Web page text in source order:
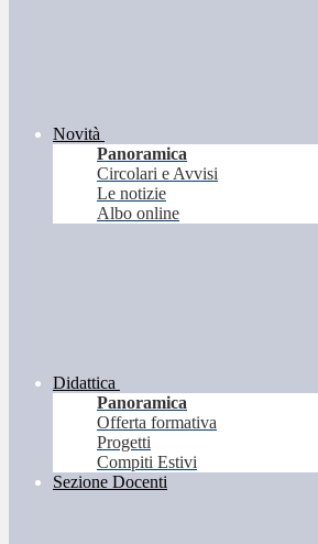
Novità
Panoramica
Circolari e Avvisi
Le notizie
Albo online
Didattica
Panoramica
Offerta formativa
Progetti
Compiti Estivi
Sezione Docenti